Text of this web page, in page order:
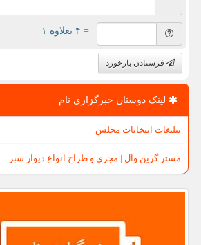
= ۴ بعلاوه ۱
فرستادن بازخورد
لینک دوستان خبرگزاری نام
تبلیغات انتخابات مجلس
مستر گرین وال | مجری و طراح انواع دیوار سبز